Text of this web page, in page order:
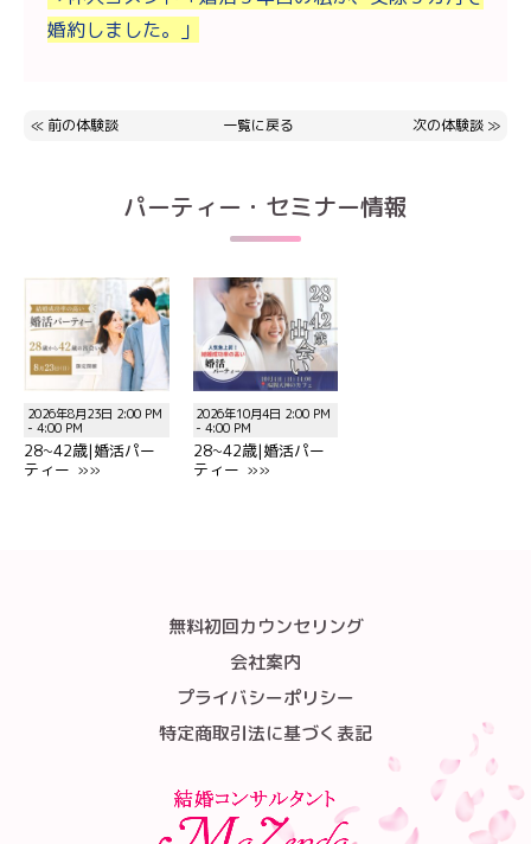
婚約しました。」
≪ 前の体験談 一覧に戻る 次の体験談 ≫
パーティー・セミナー情報
2026年8月23日 2:00 PM
- 4:00 PM
28~42歳|婚活パー
ティー »»
2026年10月4日 2:00 PM
- 4:00 PM
28~42歳|婚活パー
ティー »»
無料初回カウンセリング
会社案内
プライバシーポリシー
特定商取引法に基づく表記